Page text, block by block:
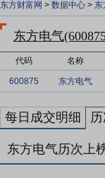
东方财富网 > 数据中心 > 东
东方电气
代码 名称
600875 东方电气
每日成交明细
东方电气历次上